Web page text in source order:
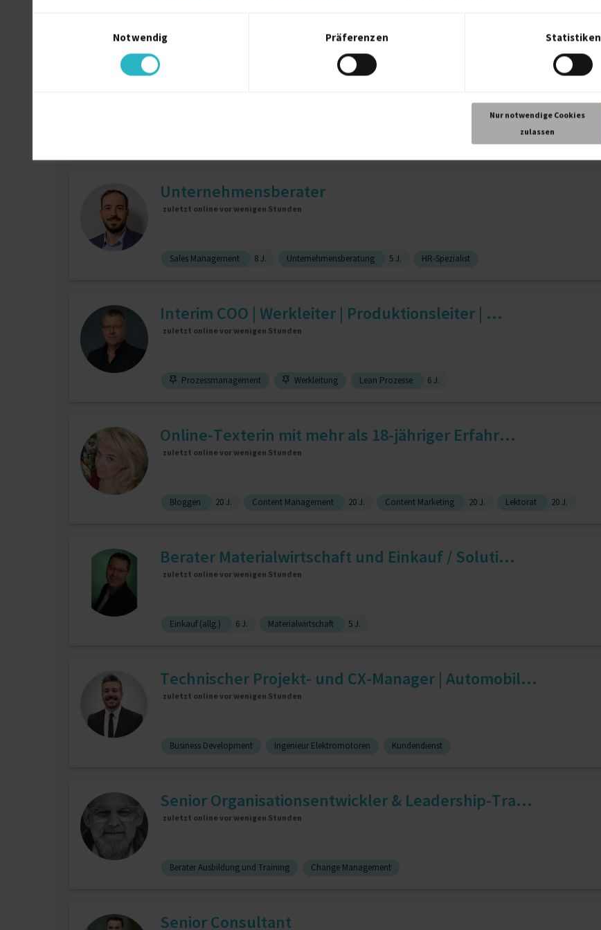
Notwendig
Präferenzen Statistiken
Nur notwendige Cookies
zulassen
Interim Managerin/Change & Process Management/O...
Unternehmensberater
zuletzt online vor wenigen Stunden
Sales Management 8 J. Unternehmensberatung 5 J. HR-Spezialist
Interim COO | Werkleiter | Produktionsleiter | ...
zuletzt online vor wenigen Stunden
Prozessmanagement Werkleitung Lean Prozesse 6 J.
Online-Texterin mit mehr als 18-jähriger Erfahr...
zuletzt online vor wenigen Stunden
Bloggen 20 J. Content Management 20 J. Content Marketing 20 J. Lektorat 20 J.
Berater Materialwirtschaft und Einkauf / Soluti...
zuletzt online vor wenigen Stunden
Einkauf (allg.) 6 J. Materialwirtschaft 5 J.
Technischer Projekt- und CX-Manager | Automobil...
zuletzt online vor wenigen Stunden
Business Development Ingenieur Elektromotoren Kundendienst
Senior Organisationsentwickler & Leadership‑Tra...
zuletzt online vor wenigen Stunden
Berater Ausbildung und Training Change Management
Senior Consultant